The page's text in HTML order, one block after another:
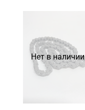
Нет в наличии